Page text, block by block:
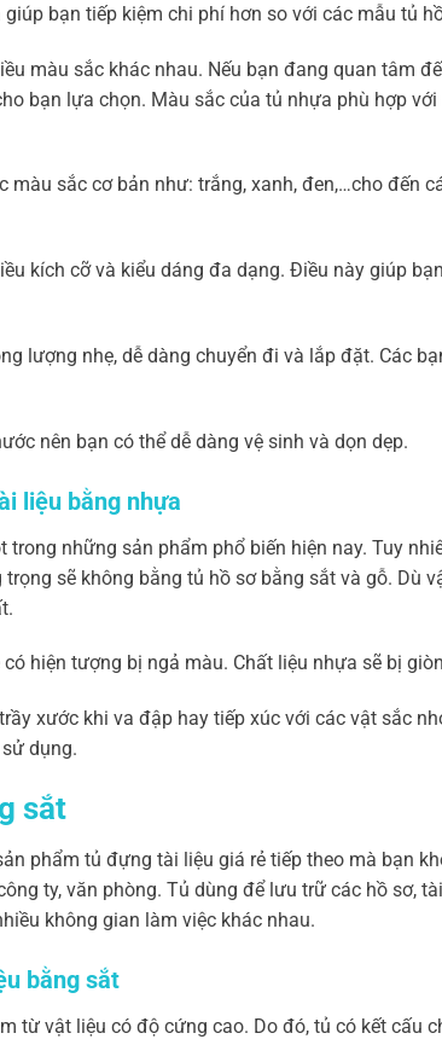
bạn tiếp kiệm chi phí hơn so với các mẫu tủ
màu sắc khác nhau. Nếu bạn đang quan tâm
bạn lựa chọn. Màu sắc của tủ nhựa phù hợp
sắc cơ bản như: trắng, xanh, đen,…cho đến
kích cỡ và kiểu dáng đa dạng. Điều này giúp
lượng nhẹ, dễ dàng chuyển đi và lắp đặt. Các
nên bạn có thể dễ dàng vệ sinh và dọn dẹp.
liệu bằng nhựa
những sản phẩm phổ biến hiện nay. Tuy
sẽ không bằng tủ hồ sơ bằng sắt và gỗ. Dù
hiện tượng bị ngả màu. Chất liệu nhựa sẽ bị
xước khi va đập hay tiếp xúc với các vật sắc
dụng.
sắt
phẩm tủ đựng tài liệu giá rẻ tiếp theo mà bạn
ty, văn phòng. Tủ dùng để lưu trữ các hồ sơ,
không gian làm việc khác nhau.
bằng sắt
từ vật liệu có độ cứng cao. Do đó, tủ có kết cấu